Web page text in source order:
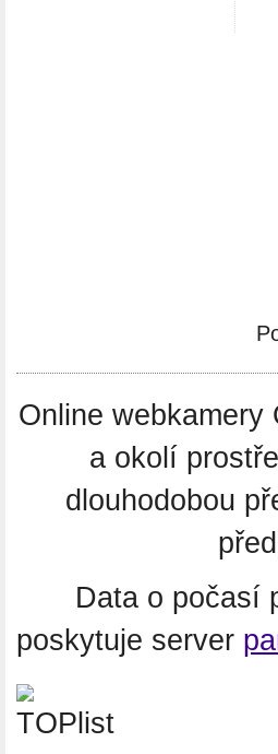
Online
a okolí
dlouhodobou
Data o počasí
poskytuje server